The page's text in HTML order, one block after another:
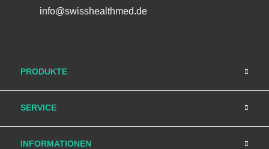
info@swisshealthmed.de
PRODUKTE
SERVICE
INFORMATIONEN